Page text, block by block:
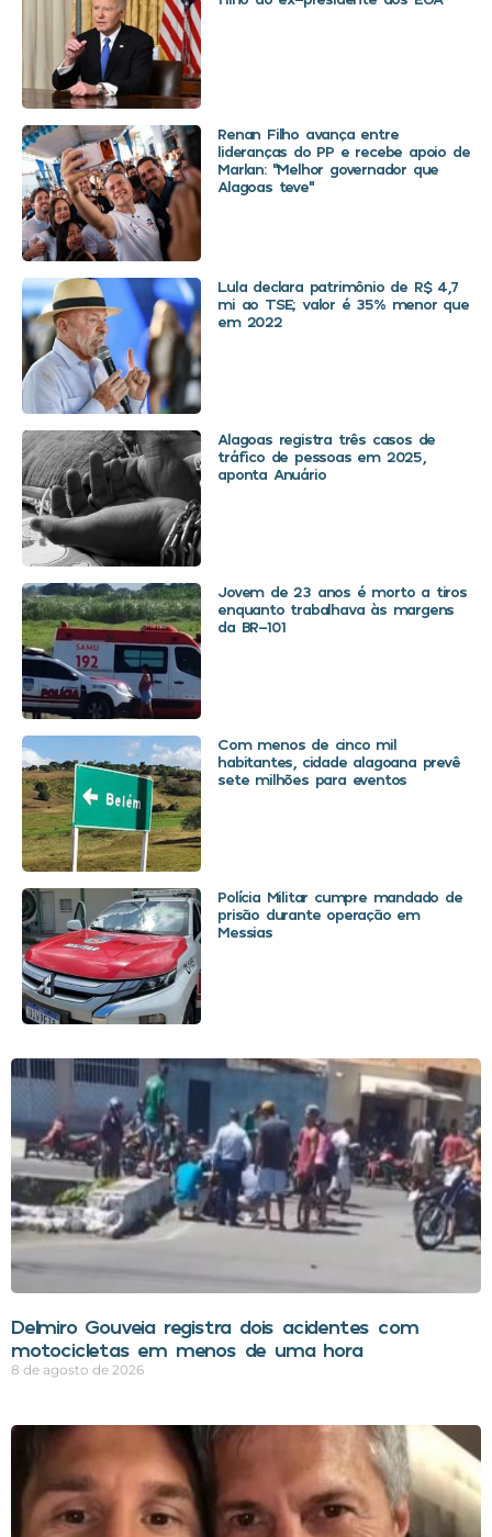
Renan Filho avança entre
lideranças do PP e recebe apoio de
Marlan: “Melhor governador que
Alagoas teve”
Lula declara patrimônio de R$ 4,7
mi ao TSE; valor é 35% menor que
em 2022
Alagoas registra três casos de
tráfico de pessoas em 2025,
aponta Anuário
Jovem de 23 anos é morto a tiros
enquanto trabalhava às margens
da BR-101
Com menos de cinco mil
habitantes, cidade alagoana prevê
sete milhões para eventos
Polícia Militar cumpre mandado de
prisão durante operação em
Messias
Delmiro Gouveia registra dois acidentes com
motocicletas em menos de uma hora
8 de agosto de 2026